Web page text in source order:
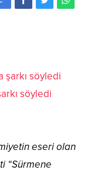
söyledi
eseri olan
“Sürmene